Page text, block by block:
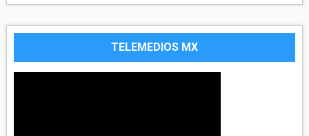
TELEMEDIOS MX